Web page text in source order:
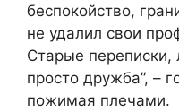
беспокойство,
не удалил свои
Старые переписки,
просто дружба”, –
пожимая плечами.